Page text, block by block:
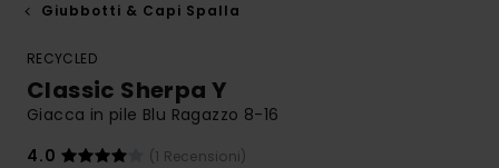
Giubbotti & Capi Spalla
RECYCLED
Classic Sherpa Y
Giacca in pile Blu Ragazzo 8-16
4.0
(1 Recensioni)